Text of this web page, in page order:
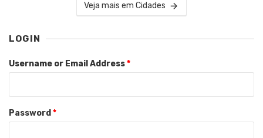
Veja mais em Cidades
LOGIN
Username or Email Address*
Password *